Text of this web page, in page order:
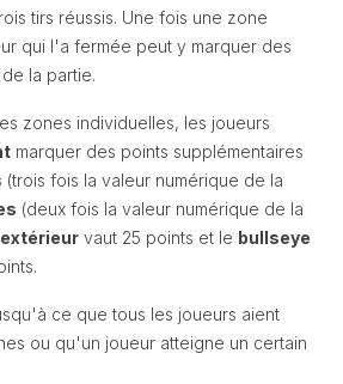
tirs réussis. Une fois une zone
qui l'a fermée peut y marquer des
la partie.
zones individuelles, les joueurs
marquer des points supplémentaires
(trois fois la valeur numérique de la
(deux fois la valeur numérique de la
vaut 25 points et le bullseye
ce que tous les joueurs aient
ou qu'un joueur atteigne un certain